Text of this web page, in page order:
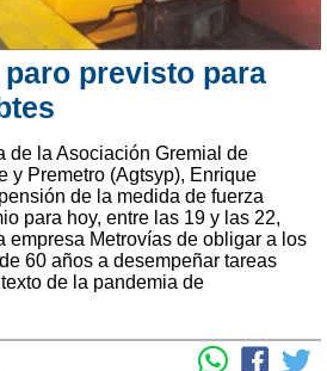
previsto para
de la Asociación Gremial de
y Premetro (Agtsyp), Enrique
de la medida de fuerza
para hoy, entre las 19 y las 22,
empresa Metrovías de obligar a los
60 años a desempeñar tareas
de la pandemia de